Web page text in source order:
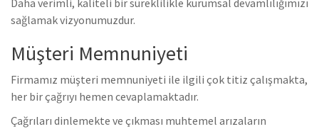
sağlamak vizyonumuzdur.
Müşteri Memnuniyeti
Firmamız müşteri memnuniyeti ile ilgili çok titiz çalışmakta,
her bir çağrıyı hemen cevaplamaktadır.
Çağrıları dinlemekte ve çıkması muhtemel arızaların